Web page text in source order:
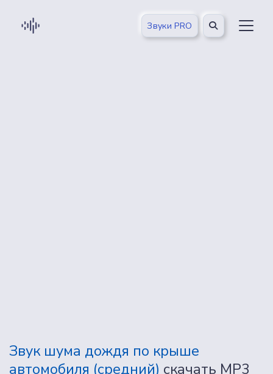
Звуки PRO
Звук шума дождя по крыше
автомобиля (средний) скачать MP3